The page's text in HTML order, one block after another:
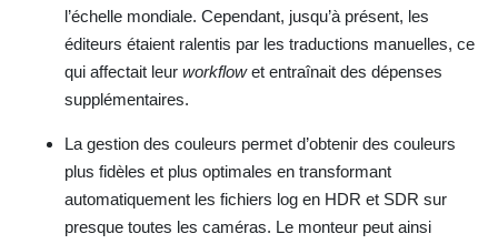
l’échelle mondiale. Cependant, jusqu’à présent, les
éditeurs étaient ralentis par les traductions manuelles, ce
qui affectait leur workflowet entraînait des dépenses
supplémentaires.
La gestion des couleurs permet d’obtenir des couleurs
plus fidèles et plus optimales en transformant
automatiquement les fichiers log en HDR et SDR sur
presque toutes les caméras. Le monteur peut ainsi